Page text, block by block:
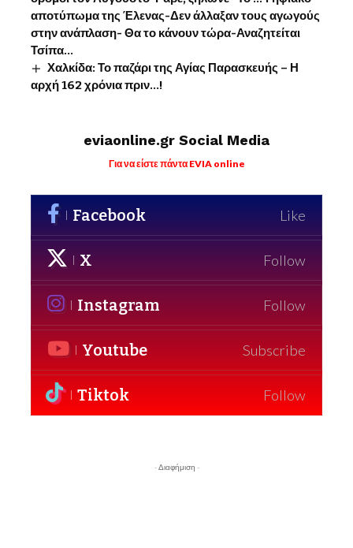
αποτύπωμα της Έλενας-Δεν άλλαξαν τους αγωγούς
στην ανάπλαση- Θα το κάνουν τώρα-Αναζητείται
Τσίπα…
Χαλκίδα: Το παζάρι της Αγίας Παρασκευής – Η
αρχή 162 χρόνια πριν…!
eviaonline.gr Social Media
Για να είστε πάντα EVIA online
Facebook Like
X Follow
Instagram Follow
Youtube Subscribe
Tiktok Follow
- Διαφήμιση -